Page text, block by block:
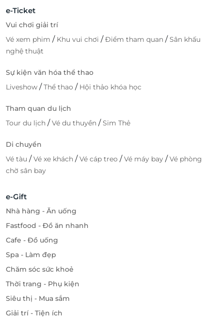
e-Ticket
Vui chơi giải trí
Vé xem phim / Khu vui chơi /Điểm tham quan /Sân khấu
nghệ thuật
Sự kiện văn hóa thể thao
Liveshow /Thể thao / Hội thảo khóa học
Tham quan du lịch
Tour du lịch /Vé du thuyền /Sim Thẻ
Di chuyển
Vé tàu /Vé xe khách /Vé cáp treo /Vé máy bay /Vé phòng
chờ sân bay
e-Gift
Nhà hàng - Ăn uống
Fastfood - Đồ ăn nhanh
Cafe - Đồ uống
Spa - Làm đẹp
Chăm sóc sức khoẻ
Thời trang - Phụ kiện
Siêu thị - Mua sắm
Giải trí - Tiện ích